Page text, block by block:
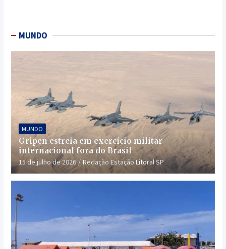
MUNDO
MUNDO
Gripen estreia em exercício militar
internacional fora do Brasil
15 de julho de 2026 Redação Estação Litoral SP